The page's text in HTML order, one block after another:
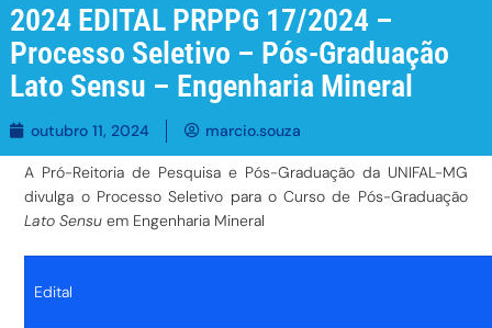
2024 EDITAL PRPPG 17/2024 –
Processo Seletivo – Pós-Graduação
Lato Sensu – Engenharia Mineral
outubro 11, 2024 marcio.souza
A Pró-Reitoria de Pesquisa e Pós-Graduação da UNIFAL-MG
divulga o Processo Seletivo para o Curso de Pós-Graduação
Lato Sensu em Engenharia Mineral
Edital